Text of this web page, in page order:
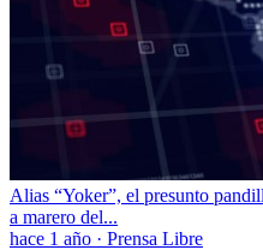
Alias “Yoker”, el presunto
a marero del...
hace 1 año · Prensa Libre